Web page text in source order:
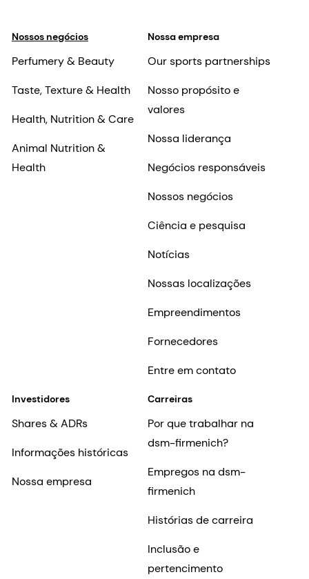
Nossos negócios
Perfumery & Beauty
Taste, Texture & Health
Health, Nutrition & Care
Animal Nutrition &
Health
Nossa empresa
Our sports partnerships
Nosso propósito e
valores
Nossa liderança
Negócios responsáveis
Nossos negócios
Ciência e pesquisa
Notícias
Nossas localizações
Empreendimentos
Fornecedores
Entre em contato
Investidores
Shares & ADRs
Informações históricas
Nossa empresa
Carreiras
Por que trabalhar na
dsm-firmenich?
Empregos na dsm-
firmenich
Histórias de carreira
Inclusão e
pertencimento